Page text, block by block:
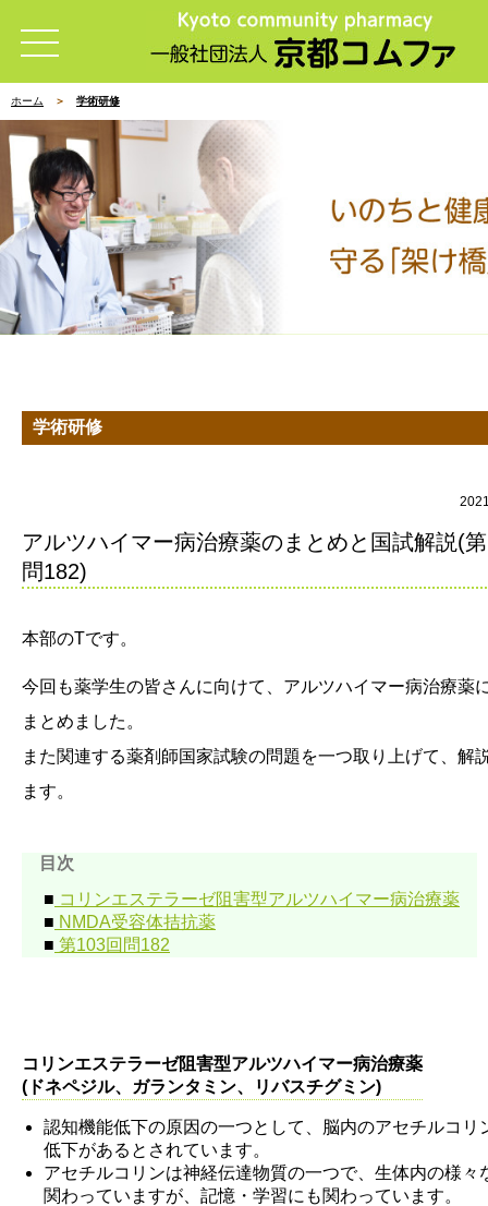
ホーム 学術研修
学術研修
アルツハイマー病治療薬のまとめと国試解説(
問182)
本部のTです。
今回も薬学生の皆さんに向けて、アルツハイマー病治療薬
まとめました。
また関連する薬剤師国家試験の問題を一つ取り上げて、解
ます。
目次
■ コリンエステラーゼ阻害型アルツハイマー病治療薬
■ NMDA受容体拮抗薬
■ 第103回問182
コリンエステラーゼ阻害型アルツハイマー病治療薬
(ドネペジル、ガランタミン、リバスチグミン)
認知機能低下の原因の一つとして、脳内のアセチルコリ
低下があるとされています。
アセチルコリンは神経伝達物質の一つで、生体内の様々
関わっていますが、記憶・学習にも関わっています。